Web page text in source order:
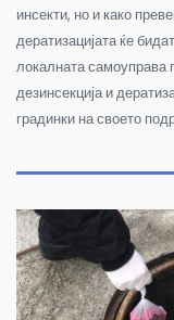
инсекти, но и како
дератизацијата ќе
локалната самоуправа
дезинсекција и
градинки на своето